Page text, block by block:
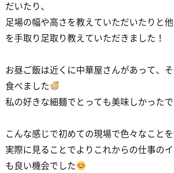
だいたり、
足場の幅や高さを教えていただいたりと
を手取り足取り教えていただきました！
お昼ご飯は近くに中華屋さんがあって、
食べました
私の好きな細麺でとっても美味しかったで
こんな感じで初めての現場で色々なこと
実際に見ることでよりこれからの仕事の
も良い機会でした